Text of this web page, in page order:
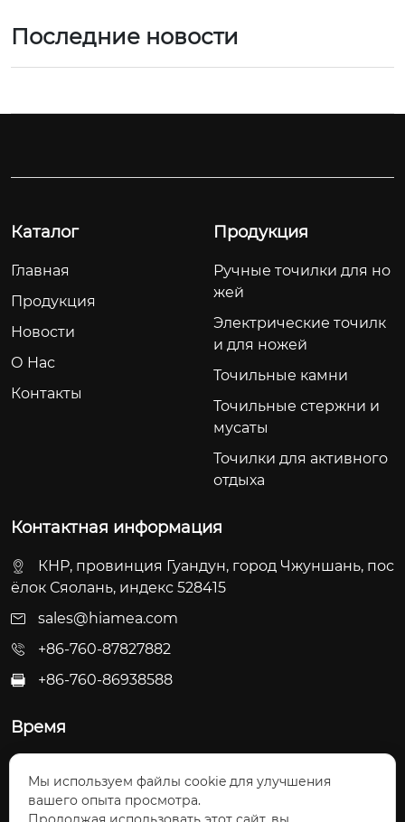
Последние новости
Каталог
Главная
Продукция
Новости
О Hас
Контакты
Продукция
Ручные точилки для но
жей
Электрические точилк
и для ножей
Точильные камни
Точильные стержни и
мусаты
Точилки для активного
отдыха
Контактная информация
КНР, провинция Гуандун, город Чжуншань, пос
ёлок Сяолань, индекс 528415
sales@hiamea.com
+86-760-87827882
 +86-760-86938588
Время
Сб - Вс: 10:00 - 22:30
Мы используем файлы cookie для улучшения
вашего опыта просмотра.